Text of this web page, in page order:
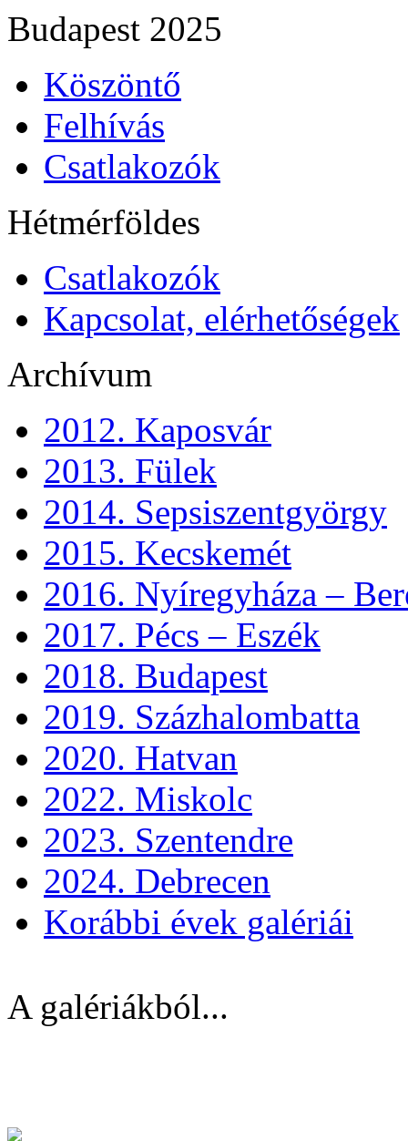
Budapest 2025
Köszöntő
Felhívás
Csatlakozók
Hétmérföldes
Csatlakozók
Kapcsolat, elérhetőségek
Archívum
2012. Kaposvár
2013. Fülek
2014. Sepsiszentgyörgy
2015. Kecskemét
2016. Nyíregyháza –
2017. Pécs – Eszék
2018. Budapest
2019. Százhalombatta
2020. Hatvan
2022. Miskolc
2023. Szentendre
2024. Debrecen
Korábbi évek galériái
A galériákból...